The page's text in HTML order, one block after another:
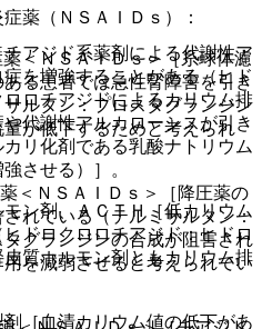
アジド系薬剤による代謝性ア
を増強することがある（ヒド
ロチアジドによるカリウム排
代謝性アルカローシスが引き
リ化剤である乳酸ナトリウム
させる）］。
ン剤、ＡＣＴＨ［低カリウム
ドロクロロチアジド：ヒドロ
質ホルモン剤ともカリウム排
［血清カリウム値の低下があ
薬（ＮＳＡＩＤｓ）：
＜ＮＳＡＩＤｓ＞［糸球体濾
る患者では急性腎障害を引き
ルタン：プロスタグランジン
が低下するためと考えられ
＜ＮＳＡＩＤｓ＞［降圧薬の
れている（テルミサルタン：
グランジンの合成が阻害され
を減弱させると考えられてい